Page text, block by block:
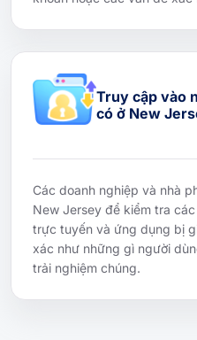
Truy cập vào
có ở New
Các doanh nghiệp và nhà
New Jersey để kiểm tra
trực tuyến và ứng dụng bị
xác như những gì người
trải nghiệm chúng.